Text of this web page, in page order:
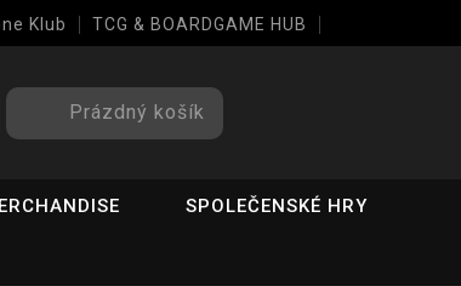
Klub TCG & BOARDGAME HUB
Prázdný košík
SPOLEČENSKÉ HRY